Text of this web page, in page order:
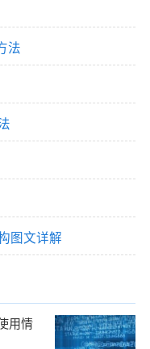
法
图文详解
用情